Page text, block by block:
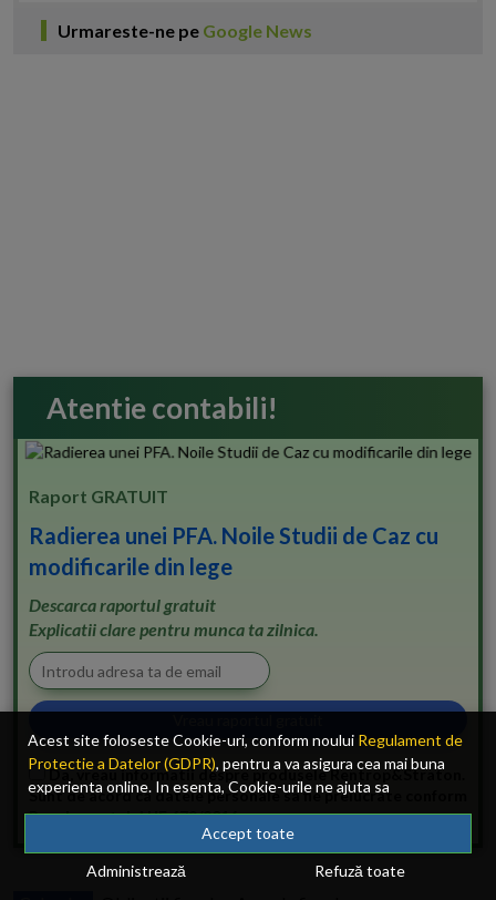
Acest site foloseste Cookie-uri, conform noului Regulament de
Protectie a Datelor (GDPR), pentru a va asigura cea mai buna
experienta online. In esenta, Cookie-urile ne ajuta sa
imbunatatim continutul de pe site, oferindu-va dvs., cititorul, o
experienta online personalizata si mult mai rapida. Ele sunt
folosite doar de site-ul nostru si partenerii nostri de incredere.
AICIpentru detalii despre politica de Cookie-uri.
Accept toate
Administrează
Refuză toate
Urmareste-ne pe Google News
Atentie contabili!
Raport GRATUIT
Radierea unei PFA. Noile Studii de Caz cu
modificarile din lege
Descarca raportul gratuit
Explicatii clare pentru munca ta zilnica.
Da, vreau informatii despre produsele Rentrop&Straton.
Sunt de acord ca datele personale sa fie prelucrate conform
Regulamentului UE 679/2016